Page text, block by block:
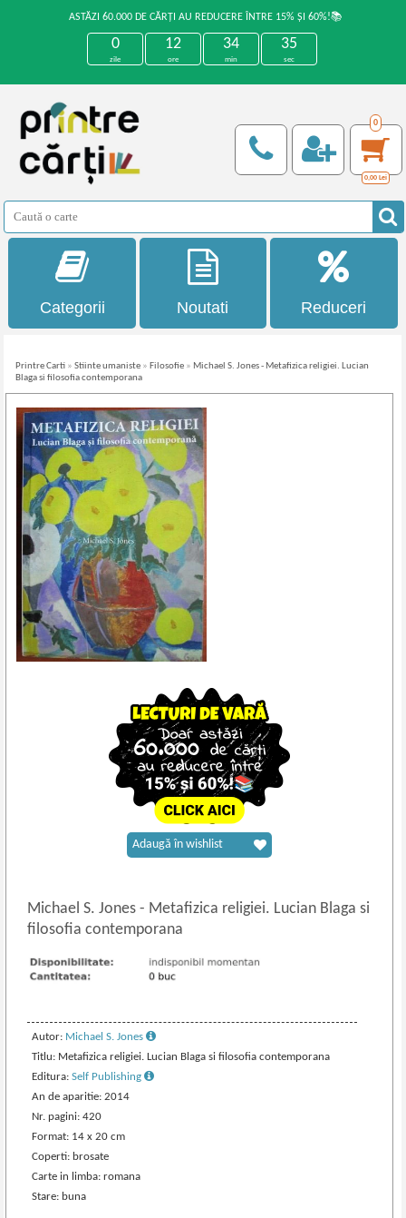
ASTĂZI 60.000 DE CĂRȚI AU REDUCERE ÎNTRE 15% ȘI 60%!📚
0
zile
12
ore
34
min
34
sec
0
0,00 Lei
Categorii Noutati Reduceri
Printre Carti »Stiinte umaniste » Filosofie » Michael S. Jones - Metafizica religiei. Lucian
Blaga si filosofia contemporana
Michael S. Jones- Metafizica religiei. Lucian Blaga si
filosofia contemporana
Autor: Michael S. Jones
Titlu: Metafizica religiei. Lucian Blaga si filosofia contemporana
Editura:Self Publishing
An de aparitie: 2014
Nr. pagini: 420
Format: 14 x 20 cm
Coperti: brosate
Carte in limba: romana
Stare: buna
Adaugă în wishlist